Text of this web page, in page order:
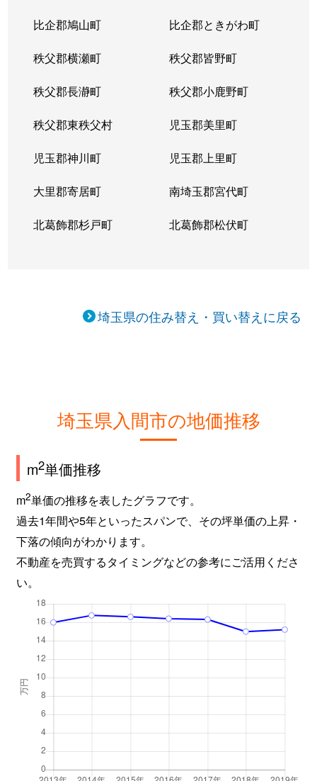
比企郡鳩山町 比企郡ときがわ町
秩父郡横瀬町 秩父郡皆野町
秩父郡長瀞町 秩父郡小鹿野町
秩父郡東秩父村 児玉郡美里町
児玉郡神川町 児玉郡上里町
大里郡寄居町 南埼玉郡宮代町
北葛飾郡杉戸町 北葛飾郡松伏町
埼玉県の住み替え・買い替えに戻る
埼玉県入間市の地価推移
m2単価推移
m2単価の推移を表したグラフです。
過去1年間や5年といったスパンで、その坪単価の上昇・
下落の傾向がわかります。
不動産を売買するタイミングなどの参考にご活用くださ
い。